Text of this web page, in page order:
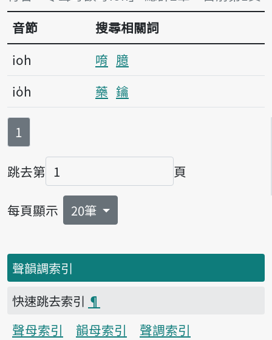
音節
搜尋相關詞
ioh
唷 臆
io̍h
藥 鑰
第
1
跳去第
頁碼
頁
每頁顯示 20筆
聲韻調索引
快速跳去索引 ¶
聲母索引
韻母索引
聲調索引